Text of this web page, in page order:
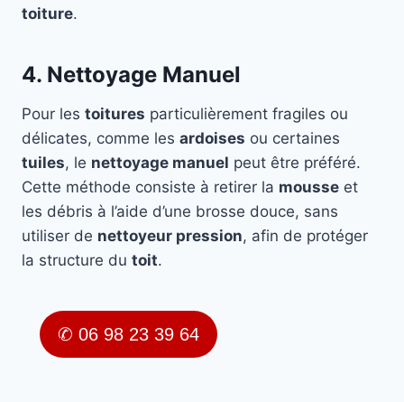
toiture.
4. Nettoyage Manuel
Pour les toitures particulièrement fragiles ou
délicates, comme les ardoises ou certaines
tuiles, le nettoyage manuel peut être préféré.
Cette méthode consiste à retirer la mousse et
les débris à l’aide d’une brosse douce, sans
utiliser de nettoyeur pression, afin de protéger
la structure du toit.
✆ 06 98 23 39 64